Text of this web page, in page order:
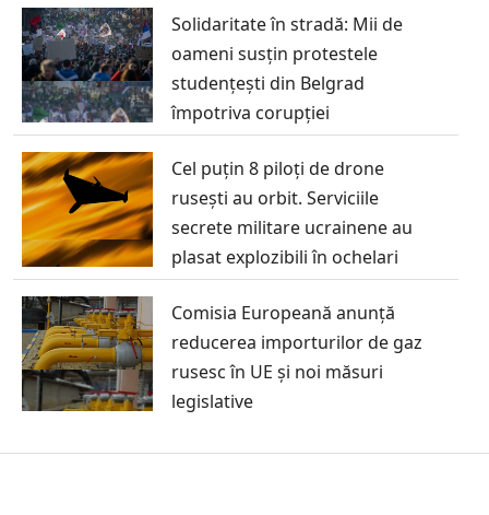
Solidaritate în stradă: Mii de
oameni susțin protestele
studențești din Belgrad
împotriva corupției
Cel puțin 8 piloți de drone
rusești au orbit. Serviciile
secrete militare ucrainene au
plasat explozibili în ochelari
Comisia Europeană anunță
reducerea importurilor de gaz
rusesc în UE și noi măsuri
legislative